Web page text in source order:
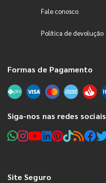
Fale conosco
Política de devolução
Formas de Pagamento
Siga-nos nas redes sociais
Site Seguro